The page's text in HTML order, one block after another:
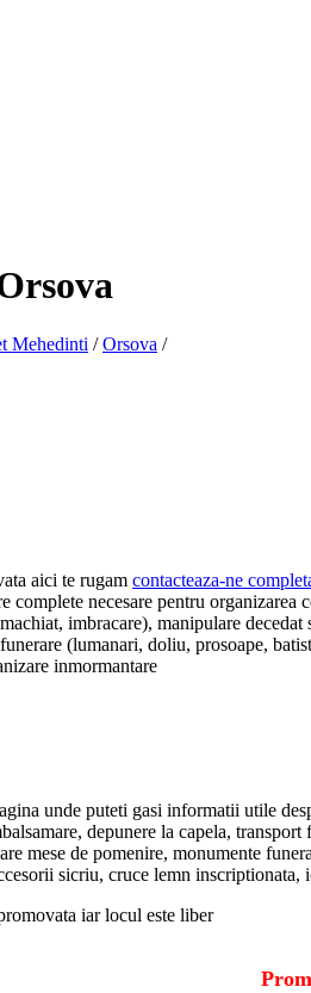
Mehedinti /Orsova /
aici te rugam contacteaza-ne
necesare pentru
imbracare), manipulare
(lumanari, doliu, prosoape,
inmormantare
unde puteti gasi informatii utile
depunere la capela,
mese de pomenire, monumente
sicriu, cruce lemn
iar locul este liber